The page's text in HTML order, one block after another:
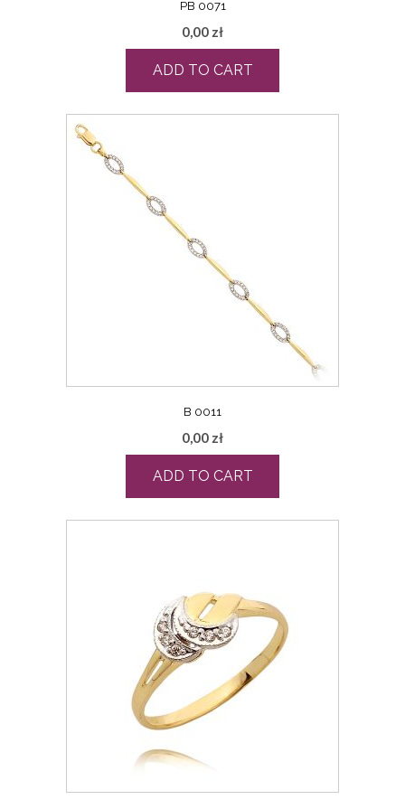
PB 0071
0,00 zł
ADD TO CART
B 0011
0,00 zł
ADD TO CART